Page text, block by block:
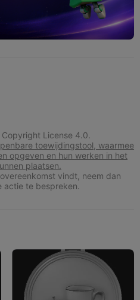
License 4.0.
toewijdingstool, waarmee
opgeven en hun werken in het
plaatsen.
vindt, neem dan
actie te bespreken.